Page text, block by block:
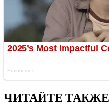
ЧИТАЙТЕ ТАКЖЕ